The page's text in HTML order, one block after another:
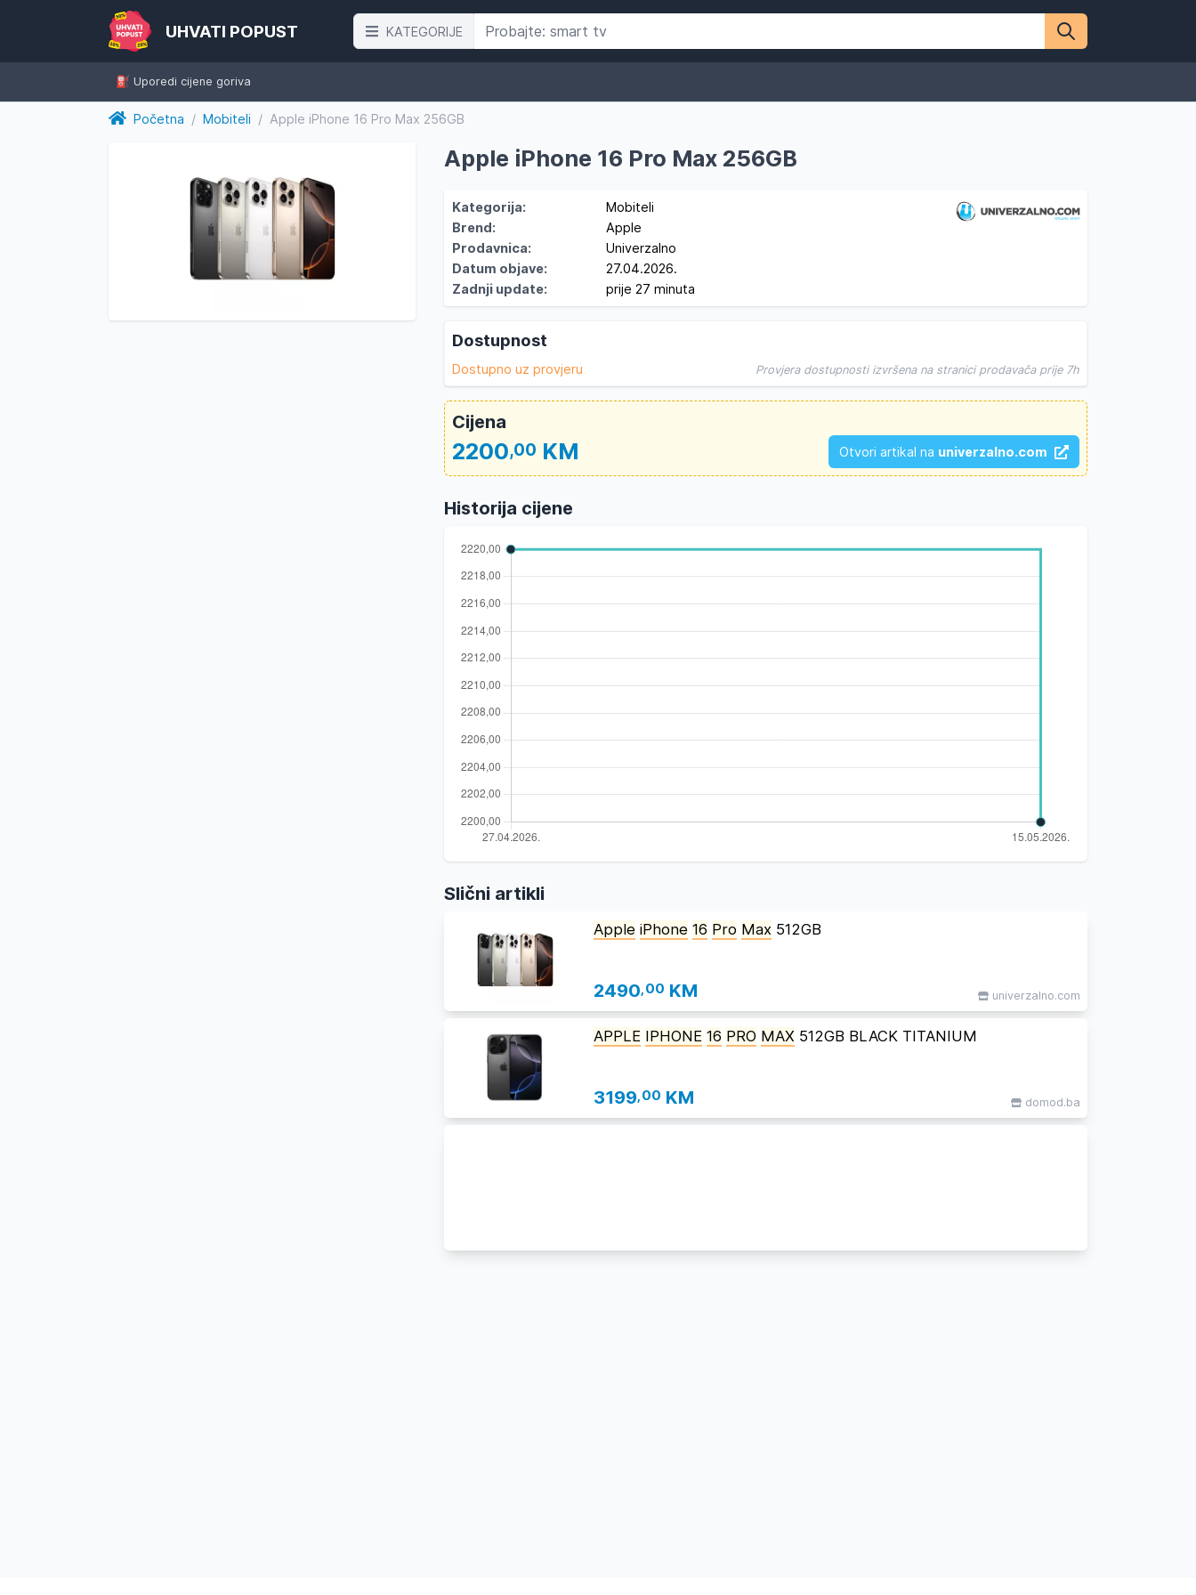
UHVATI POPUST KATEGORIJE
⛽️ Uporedi cijene goriva
Početna / Mobiteli / Apple iPhone 16 Pro Max 256GB
Apple iPhone 16 Pro Max 256GB
Kategorija:
Mobiteli
Brend:
Apple
Prodavnica:
Univerzalno
Datum objave:
27.04.2026.
Zadnji update:
prije 27 minuta
Dostupnost
Dostupno uz provjeru Provjera dostupnosti izvršena na stranici prodavača prije 7h
Cijena
2200,00 KM Otvori artikal na univerzalno.com
Historija cijene
Slični artikli
Apple iPhone 16 Pro Max 512GB
2490,00 KM univerzalno.com
APPLE IPHONE 16 PRO MAX 512GB BLACK TITANIUM
3199,00 KM domod.ba